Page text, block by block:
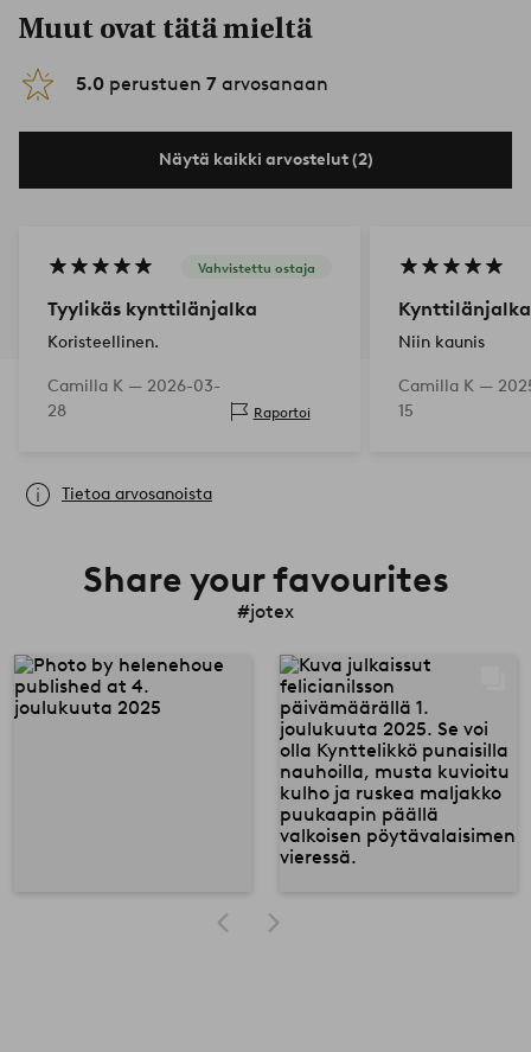
Muut ovat tätä mieltä
5.0 perustuen 7 arvosanaan
Näytä kaikki arvostelut (2)
Vahvistettu ostaja
Tyylikäs kynttilänjalka
Koristeellinen.
Camilla K — 2026-03-
28
Raportoi
Kynttilänjalka
Niin kaunis
Camilla K —
15
Tietoa arvosanoista
Share your favourites
#jotex